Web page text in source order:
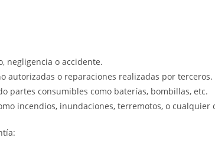
negligencia o accidente.
autorizadas o reparaciones realizadas por terceros.
partes consumibles como baterías, bombillas, etc.
incendios, inundaciones, terremotos, o